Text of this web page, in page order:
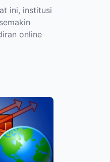
ini, institusi
online